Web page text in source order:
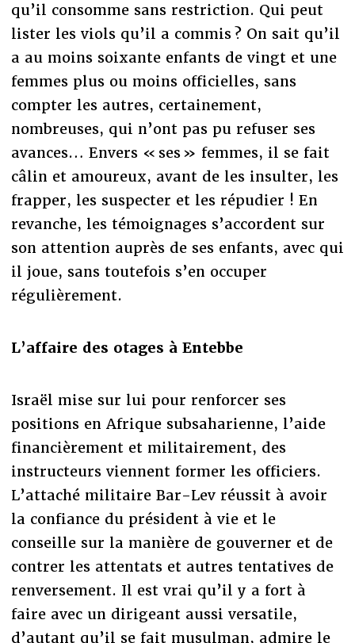
qu’il consomme sans restriction. Qui peut
lister les viols qu’il a commis ? On sait qu’il
a au moins soixante enfants de vingt et une
femmes plus ou moins officielles, sans
compter les autres, certainement,
nombreuses, qui n’ont pas pu refuser ses
avances… Envers « ses » femmes, il se fait
câlin et amoureux, avant de les insulter, les
frapper, les suspecter et les répudier ! En
revanche, les témoignages s’accordent sur
son attention auprès de ses enfants, avec qui
il joue, sans toutefois s’en occuper
régulièrement.
L’affaire des otages à Entebbe
Israël mise sur lui pour renforcer ses
positions en Afrique subsaharienne, l’aide
financièrement et militairement, des
instructeurs viennent former les officiers.
L’attaché militaire Bar-Lev réussit à avoir
la confiance du président à vie et le
conseille sur la manière de gouverner et de
contrer les attentats et autres tentatives de
renversement. Il est vrai qu’il y a fort à
faire avec un dirigeant aussi versatile,
d’autant qu’il se fait musulman, admire le